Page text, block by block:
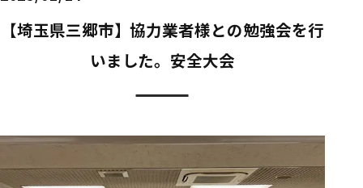
【埼玉県三郷市】協力業者様との勉強会を行
いました。安全大会